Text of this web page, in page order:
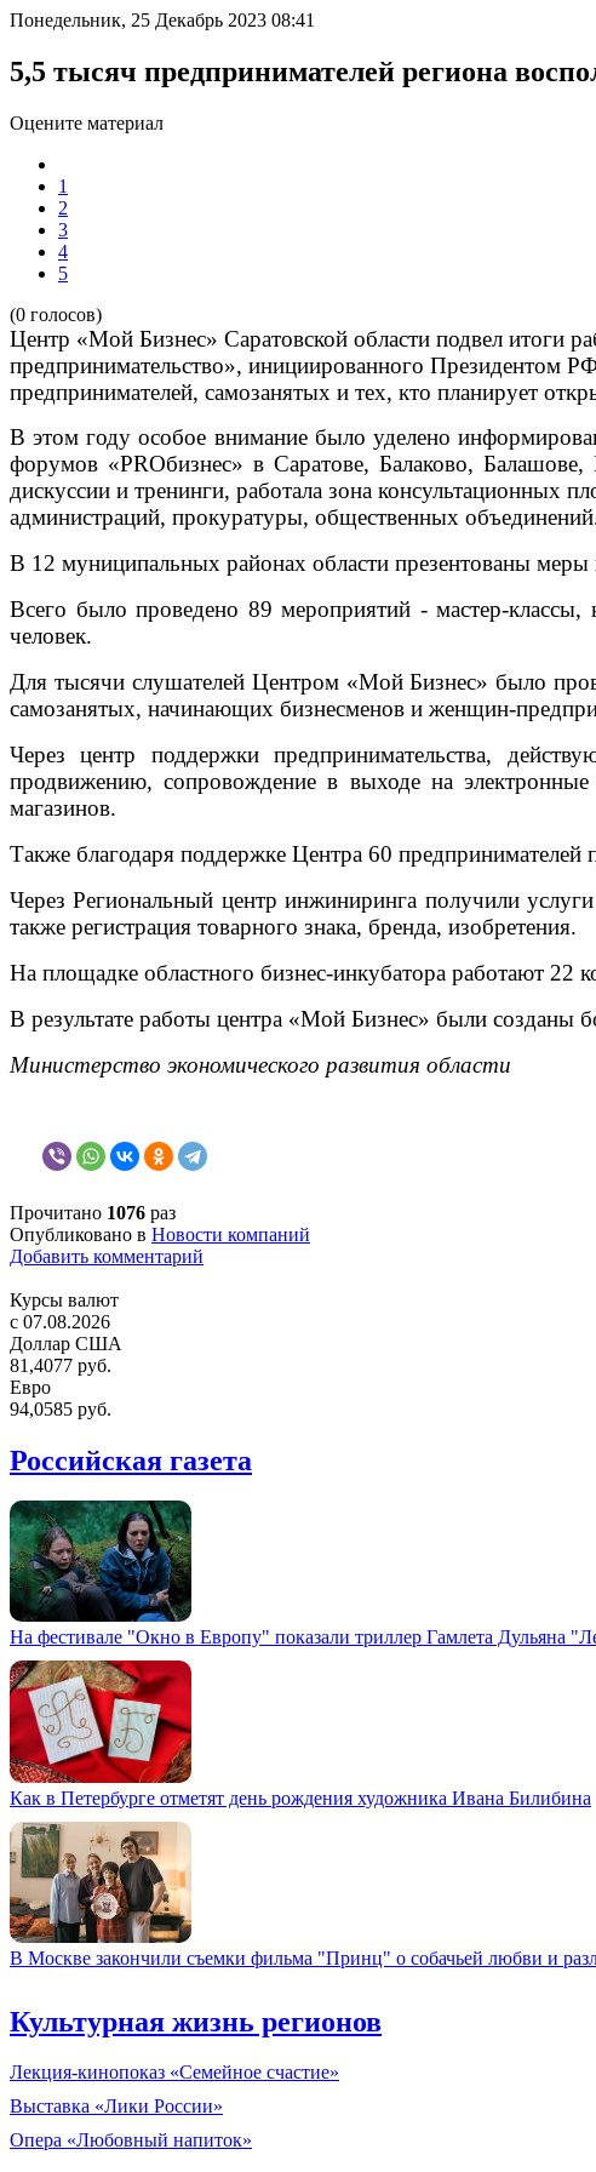
Понедельник, 25 Декабрь 2023 08:41
5,5 тысяч предпринимателей региона
Оцените материал
1
2
3
4
5
(0 голосов)
Центр «Мой Бизнес» Саратовской области подвел итоги
предпринимательство», инициированного Президентом
предпринимателей, самозанятых и тех, кто планирует
В этом году особое внимание было уделено
форумов «PROбизнес» в Саратове, Балаково,
дискуссии и тренинги, работала зона консультационных
администраций, прокуратуры, общественных
В 12 муниципальных районах области презентованы
Всего было проведено 89 мероприятий - мастер-
человек.
Для тысячи слушателей Центром «Мой Бизнес» было
самозанятых, начинающих бизнесменов и женщин-
Через центр поддержки предпринимательства,
продвижению, сопровождение в выходе на
магазинов.
Также благодаря поддержке Центра 60
Через Региональный центр инжиниринга получили
также регистрация товарного знака, бренда, изобретения.
На площадке областного бизнес-инкубатора работают
В результате работы центра «Мой Бизнес» были созданы
Министерство экономического развития области
Прочитано 1076 раз
Опубликовано в Новости компаний
Добавить комментарий
Курсы валют
c 07.08.2026
Доллар США
81,4077 руб.
Евро
94,0585 руб.
Российская газета
На фестивале "Окно в Европу" показали триллер Гамлета Дульяна
Как в Петербурге отметят день рождения художника Ивана Билибина
В Москве закончили съемки фильма "Принц" о собачьей любви и
Культурная жизнь регионов
Лекция-кинопоказ «Семейное счастие»
Выставка «Лики России»
Опера «Любовный напиток»